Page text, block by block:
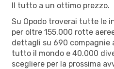
Il tutto a un ottimo prezzo.
Su Opodo troverai tutte le
per oltre 155.000 rotte
dettagli su 690 compagnie
tutto il mondo e 40.000
scegliere per la prossima